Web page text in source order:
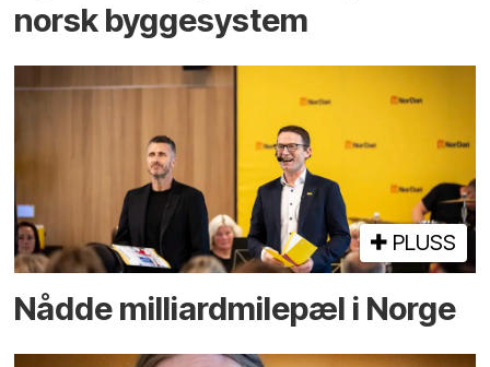
norsk bygge­system
PLUSS
Nådde milliard­­milepæl i Norge